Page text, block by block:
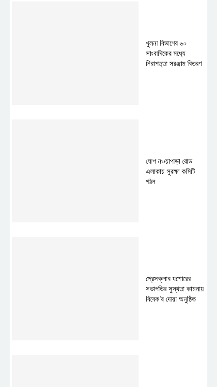
খুলনা বিভাগের ৬০
সাংবাদিকের মধ্যে
নিরাপত্তা সরঞ্জাম বিতরণ
ঘোপ নওয়াপাড়া রোড
এলাকায় সুরক্ষা কমিটি
গঠন
প্রেসক্লাব যশোরের
সভাপতির সুস্থতা কামনায়
বিবেক’র দোয়া অনুষ্ঠিত